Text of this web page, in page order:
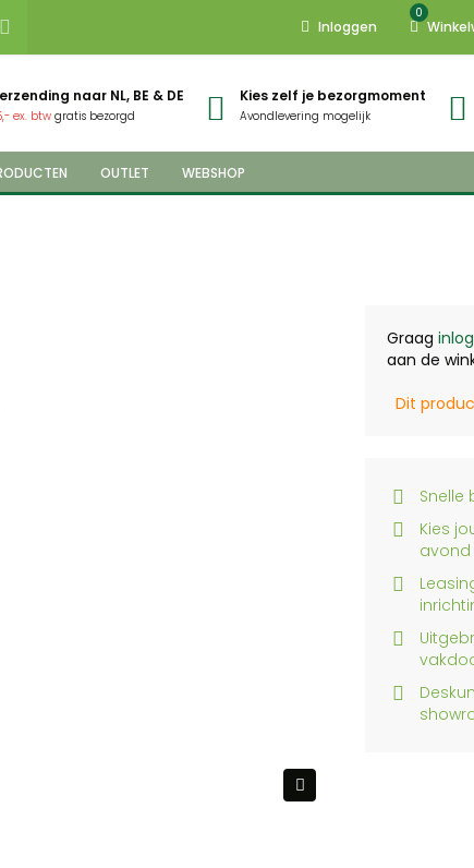
Inloggen
0
naar NL, BE & DE
ex. btwgratis bezorgd
Kies zelf je bezorgmoment
Avondlevering mogelijk
OUTLET WEBSHOP
Graag
aan de
Dit
Snelle
Kies
avond